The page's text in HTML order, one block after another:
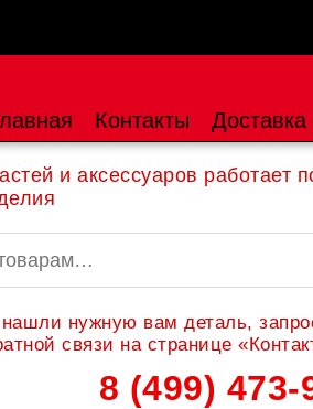
Контакты Доставка
и аксессуаров работает
нужную вам деталь,
связи на странице
8 (499) 473-